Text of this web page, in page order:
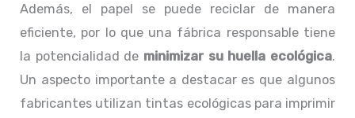
Además, el papel se puede reciclar de manera
eficiente, por lo que una fábrica responsable tiene
la potencialidad de minimizar su huella ecológica.
Un aspecto importante a destacar es que algunos
fabricantes utilizan tintas ecológicas para imprimir